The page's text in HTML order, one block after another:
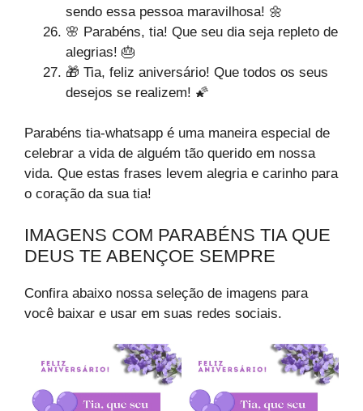
sendo essa pessoa maravilhosa! 🌼
🌸 Parabéns, tia! Que seu dia seja repleto de
alegrias! 🎂
🎁 Tia, feliz aniversário! Que todos os seus
desejos se realizem! 🌠
Parabéns tia-whatsapp é uma maneira especial de
celebrar a vida de alguém tão querido em nossa
vida. Que estas frases levem alegria e carinho para
o coração da sua tia!
IMAGENS COM PARABÉNS TIA QUE
DEUS TE ABENÇOE SEMPRE
Confira abaixo nossa seleção de imagens para
você baixar e usar em suas redes sociais.